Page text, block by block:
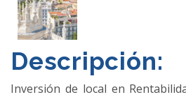
Descripción:
Inversión de local en